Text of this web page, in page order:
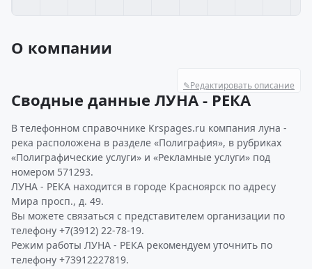
О компании
✎Редактировать описание
Сводные данные ЛУНА - РЕКА
В телефонном справочнике Krspages.ru компания луна -
река расположена в разделе «Полиграфия», в рубриках
«Полиграфические услуги» и «Рекламные услуги» под
номером 571293.
ЛУНА - РЕКА находится в городе Красноярск по адресу
Мира просп., д. 49.
Вы можете связаться с представителем организации по
телефону +7(3912) 22-78-19.
Режим работы ЛУНА - РЕКА рекомендуем уточнить по
телефону +73912227819.